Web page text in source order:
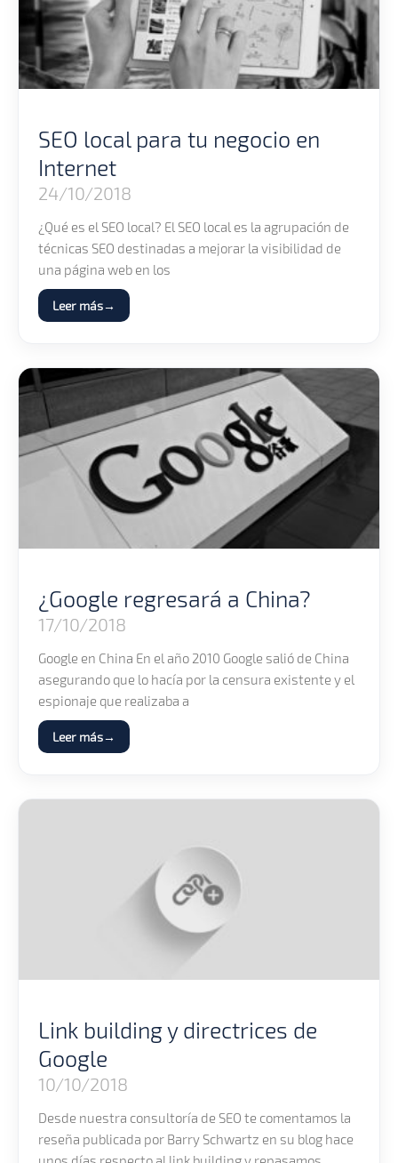
SEO local para tu negocio en
Internet
24/10/2018
¿Qué es el SEO local? El SEO local es la agrupación de
técnicas SEO destinadas a mejorar la visibilidad de
una página web en los
Leer más
¿Google regresará a China?
17/10/2018
Google en China En el año 2010 Google salió de China
asegurando que lo hacía por la censura existente y el
espionaje que realizaba a
Leer más
Link building y directrices de
Google
10/10/2018
Desde nuestra consultoría de SEO te comentamos la
reseña publicada por Barry Schwartz en su blog hace